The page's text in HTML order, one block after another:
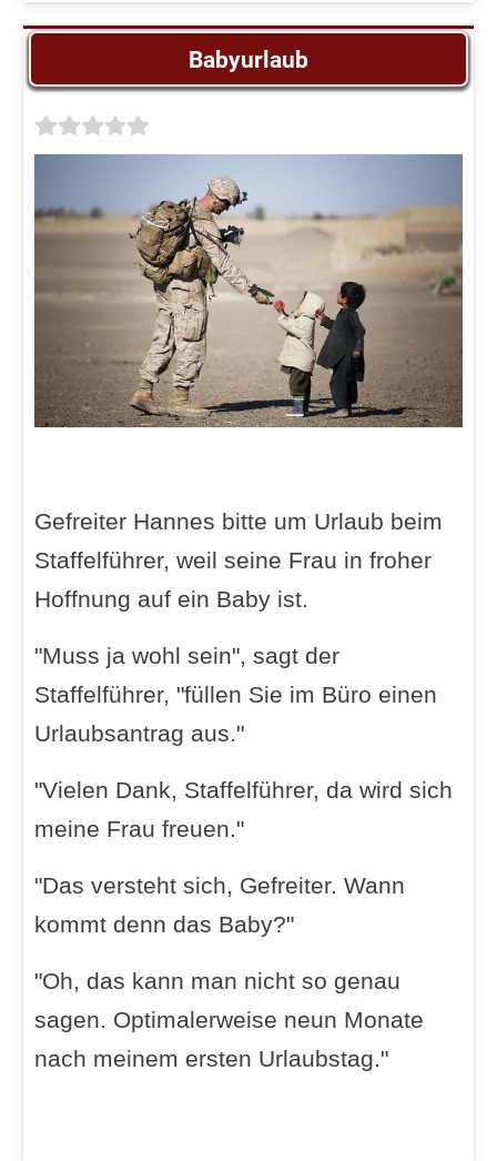
Babyurlaub
Gefreiter Hannes bitte um Urlaub beim
Staffelführer, weil seine Frau in froher
Hoffnung auf ein Baby ist.
"Muss ja wohl sein", sagt der
Staffelführer, "füllen Sie im Büro einen
Urlaubsantrag aus."
"Vielen Dank, Staffelführer, da wird sich
meine Frau freuen."
"Das versteht sich, Gefreiter. Wann
kommt denn das Baby?"
"Oh, das kann man nicht so genau
sagen. Optimalerweise neun Monate
nach meinem ersten Urlaubstag."